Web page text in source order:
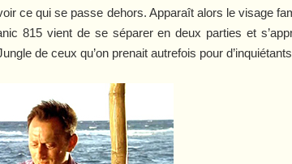
ce qui se passe dehors. Apparaît alors le visage
815 vient de se séparer en deux parties et
de ceux qu’on prenait autrefois pour